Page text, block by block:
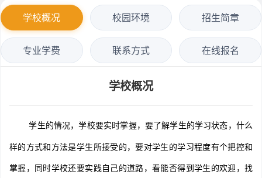
学校概况 校园环境 招生简章
专业学费 联系方式 在线报名
学校概况
学生的情况，学校要实时掌握，要了解学生的学习状态，什么
样的方式和方法是学生所接受的，要对学生的学习程度有个把控和
掌握，同时学校还要实践自己的道路，看能否得到学生的欢迎，找